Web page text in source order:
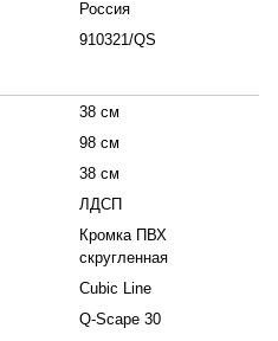
Россия
910321/QS
38 см
98 см
38 см
ЛДСП
Кромка ПВХ
скругленная
Cubic Line
Q-Scape 30